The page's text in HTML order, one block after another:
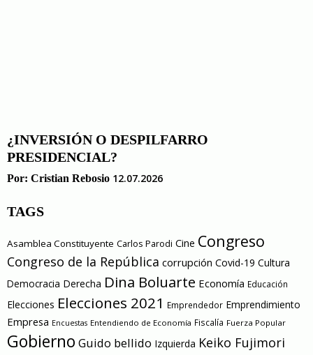
¿INVERSIÓN O DESPILFARRO
PRESIDENCIAL?
Por: Cristian Rebosio 12.07.2026
TAGS
Asamblea Constituyente Carlos Parodi Cine Congreso
Congreso de la República corrupción Covid-19 Cultura
Democracia Derecha Dina Boluarte Economía Educación
Elecciones Elecciones 2021 Emprendedor Emprendimiento
Empresa Encuestas Entendiendo de Economía Fiscalía Fuerza Popular
Gobierno Guido bellido Izquierda Keiko Fujimori